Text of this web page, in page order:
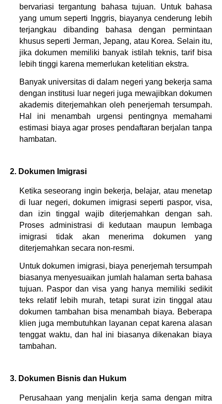
bervariasi tergantung bahasa tujuan. Untuk bahasa
yang umum seperti Inggris, biayanya cenderung lebih
terjangkau dibanding bahasa dengan permintaan
khusus seperti Jerman, Jepang, atau Korea. Selain itu,
jika dokumen memiliki banyak istilah teknis, tarif bisa
lebih tinggi karena memerlukan ketelitian ekstra.
Banyak universitas di dalam negeri yang bekerja sama
dengan institusi luar negeri juga mewajibkan dokumen
akademis diterjemahkan oleh penerjemah tersumpah.
Hal ini menambah urgensi pentingnya memahami
estimasi biaya agar proses pendaftaran berjalan tanpa
hambatan.
2. Dokumen Imigrasi
Ketika seseorang ingin bekerja, belajar, atau menetap
di luar negeri, dokumen imigrasi seperti paspor, visa,
dan izin tinggal wajib diterjemahkan dengan sah.
Proses administrasi di kedutaan maupun lembaga
imigrasi tidak akan menerima dokumen yang
diterjemahkan secara non-resmi.
Untuk dokumen imigrasi, biaya penerjemah tersumpah
biasanya menyesuaikan jumlah halaman serta bahasa
tujuan. Paspor dan visa yang hanya memiliki sedikit
teks relatif lebih murah, tetapi surat izin tinggal atau
dokumen tambahan bisa menambah biaya. Beberapa
klien juga membutuhkan layanan cepat karena alasan
tenggat waktu, dan hal ini biasanya dikenakan biaya
tambahan.
3. Dokumen Bisnis dan Hukum
Perusahaan yang menjalin kerja sama dengan mitra